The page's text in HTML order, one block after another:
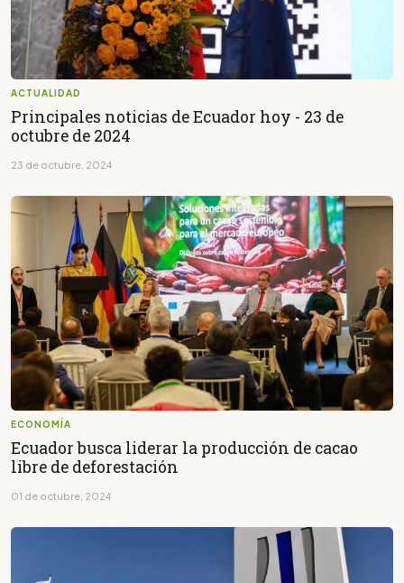
ACTUALIDAD
Principales noticias de Ecuador hoy - 23 de
octubre de 2024
23 de octubre, 2024
ECONOMÍA
Ecuador busca liderar la producción de cacao
libre de deforestación
01 de octubre, 2024